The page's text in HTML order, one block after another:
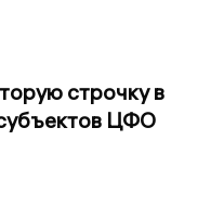
строчку в
ЦФО